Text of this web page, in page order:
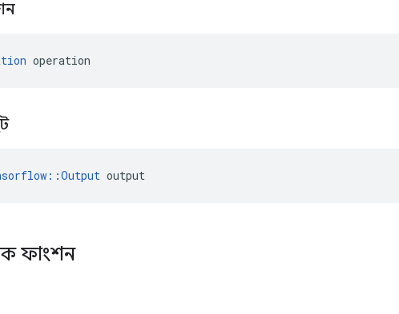
operation
output
ফাংশন